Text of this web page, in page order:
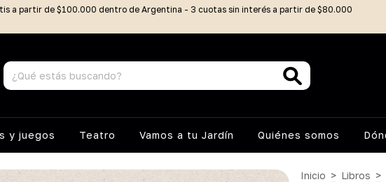
a partir de $100.000 dentro de Argentina - 3 cuotas sin interés a partir de $80.000
y juegos Teatro Vamos a tu Jardín Quiénes somos
Inicio > Libros >